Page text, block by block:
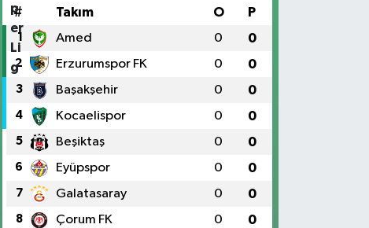
# Takım O P
1 Amed 0 0
2 Erzurumspor FK 0 0
3 Başakşehir 0 0
4 Kocaelispor 0 0
5 Beşiktaş 0 0
6 Eyüpspor 0 0
7 Galatasaray 0 0
8 Çorum FK 0 0